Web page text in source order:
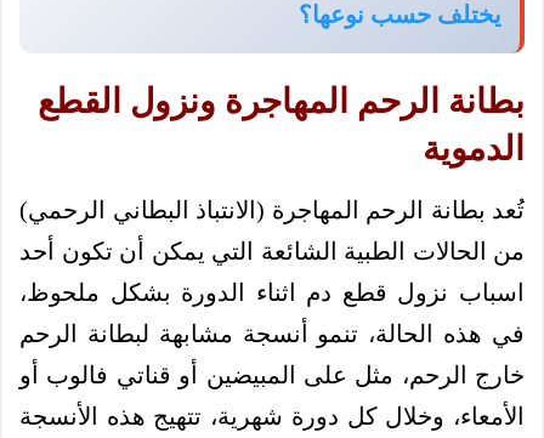
يختلف حسب نوعها؟
بطانة الرحم المهاجرة ونزول القطع
الدموية
تُعد بطانة الرحم المهاجرة (الانتباذ البطاني الرحمي)
من الحالات الطبية الشائعة التي يمكن أن تكون أحد
اسباب نزول قطع دم اثناء الدورة بشكل ملحوظ،
في هذه الحالة، تنمو أنسجة مشابهة لبطانة الرحم
خارج الرحم، مثل على المبيضين أو قناتي فالوب أو
الأمعاء، وخلال كل دورة شهرية، تتهيج هذه الأنسجة